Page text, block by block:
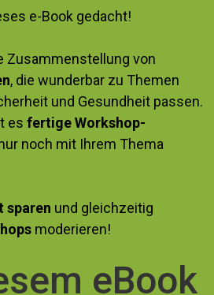
e-Book gedacht!
Zusammenstellung von
, die wunderbar zu Themen
und Gesundheit passen.
es fertigeWorkshop-
noch mit Ihrem Thema
sparen und gleichzeitig
moderieren!
eBook